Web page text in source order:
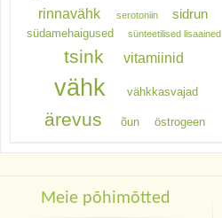
rinnavähk serotoniin sidrun
südamehaigused sünteetilised lisaained
tsink vitamiinid
vähk vähkkasvajad
ärevus õun östrogeen
Meie põhimõtted